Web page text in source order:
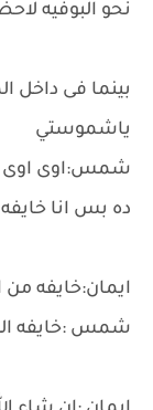
نحو البوفيه
بينما فى
ياشموستي
شمس:اوى اوى
ده بس انا خايفه
ايمان:خايفه من
شمس :خايفه